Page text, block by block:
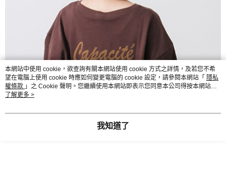
本網站中使用 cookie，欲查詢有關本網站使用 cookie 方式之詳情，及若您不希
望在電腦上使用 cookie 時應如何變更電腦的 cookie 設定，請參閱本網站「 隱私
權條款 」之 Cookie 聲明。您繼續使用本網站即表示您同意本公司得按本網站使
用條款之 Cookie 聲明使用 cookie。
了解更多 >
我知道了